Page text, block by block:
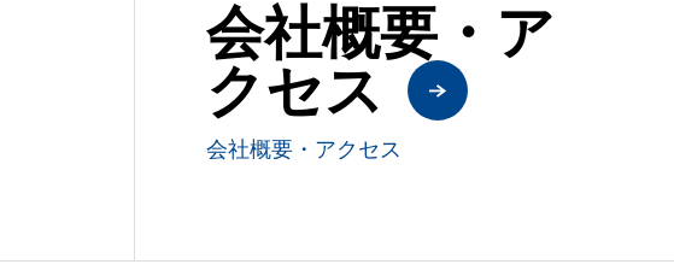
会社概要・ア
クセス
会社概要・アクセス